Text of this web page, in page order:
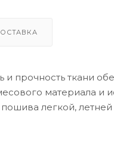
и прочность ткани
материала и
пошива легкой,